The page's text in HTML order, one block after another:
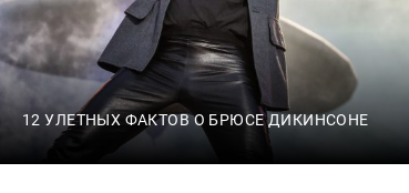
12 УЛЕТНЫХ ФАКТОВ О БРЮСЕ ДИКИНСОНЕ